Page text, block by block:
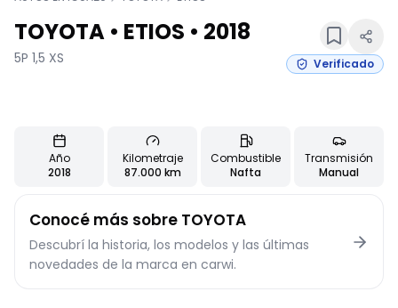
TOYOTA • ETIOS • 2018
5P 1,5 XS Verificado
Características principales del vehículo
Año
2018
Kilometraje
87.000 km
Combustible
Nafta
Transmisión
Manual
Conocé más sobre TOYOTA
Descubrí la historia, los modelos y las últimas
novedades de la marca en carwi.